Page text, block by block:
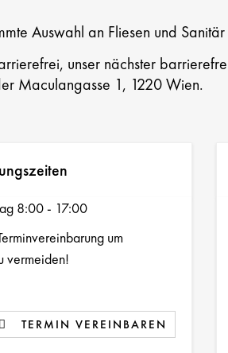
Auswahl an Fliesen und Sanitär
unser nächster
Maculangasse 1, 1220 Wien.
8:00 - 17:00
um
vermeiden!
TERMIN VEREINBAREN